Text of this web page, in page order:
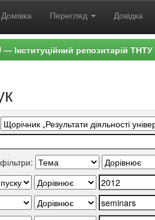
Перегляд Довідка
— Інституційний репозитарій ТНТУ